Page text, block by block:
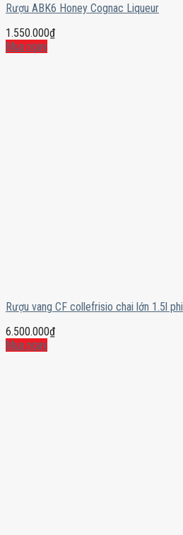
Rượu ABK6 Honey Cognac Liqueur
1.550.000₫
Mua ngay
Rượu vang CF collefrisio chai lớn 1.5l
6.500.000₫
Mua ngay